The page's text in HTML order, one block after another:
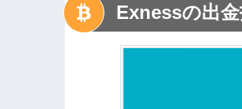
Exnessの出